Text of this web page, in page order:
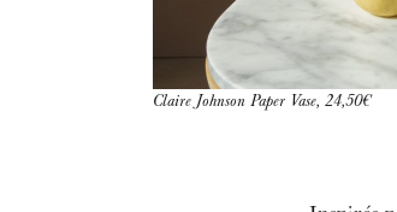
Claire Johnson Paper Vase, 24,50€